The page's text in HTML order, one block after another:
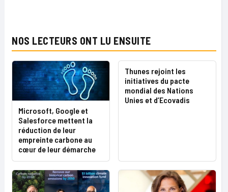
NOS LECTEURS ONT LU ENSUITE
Microsoft, Google et
Salesforce mettent la
réduction de leur
empreinte carbone au
cœur de leur démarche
Thunes rejoint les
initiatives du pacte
mondial des Nations
Unies et d’Ecovadis